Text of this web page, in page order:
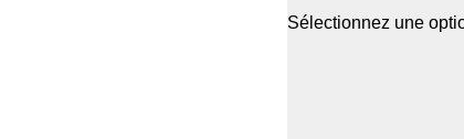
Sélectionnez une